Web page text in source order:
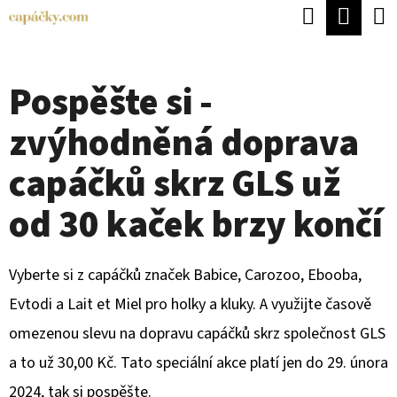
Přejít
Hledat
Pospěšte si -
zvýhodněná doprava
capáčků skrz GLS už
od 30 kaček brzy končí
Vyberte si z capáčků značek Babice, Carozoo, Ebooba,
Evtodi a Lait et Miel pro holky a kluky. A využijte časově
omezenou slevu na dopravu capáčků skrz společnost GLS
a to už 30,00 Kč. Tato speciální akce platí jen do 29. února
2024, tak si pospěšte.
K
KC
O
P
O
T
E
B
U
J